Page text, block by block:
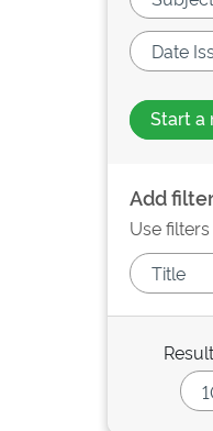
Start a
Add
Use